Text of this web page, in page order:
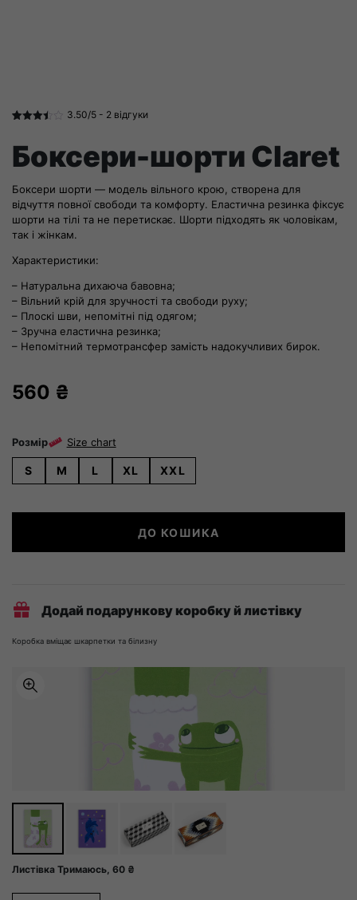
на
основі
опитування
3.50/5 - 2відгуки
Боксери-шорти Claret
Боксери шорти — модель вільного крою, створена для
відчуття повної свободи та комфорту. Еластична резинка фіксує
шорти на тілі та не перетискає. Шорти підходять як чоловікам,
так і жінкам.
Характеристики:
– Натуральна дихаюча бавовна;
– Вільний крій для зручності та свободи руху;
– Плоскі шви, непомітні під одягом;
– Зручна еластична резинка;
– Непомітний термотрансфер замість надокучливих бирок.
560 ₴
Розмір Size chart
S M L XL XXL
ДО КОШИКА
Додай подарункову коробку й листівку
Коробка вміщає шкарпетки та білизну
Листівка Тримаюсь, 60 ₴